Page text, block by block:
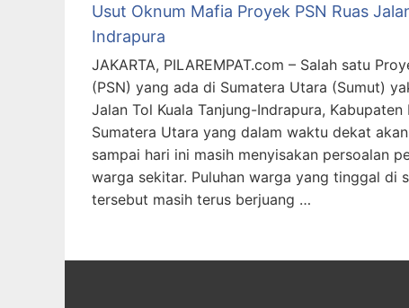
Usut Oknum Mafia Proyek PSN Ruas
Indrapura
JAKARTA, PILAREMPAT.com – Salah satu
(PSN) yang ada di Sumatera Utara (Sumut)
Jalan Tol Kuala Tanjung-Indrapura, Kabupaten
Sumatera Utara yang dalam waktu dekat
sampai hari ini masih menyisakan persoalan
warga sekitar. Puluhan warga yang tinggal di
tersebut masih terus berjuang …